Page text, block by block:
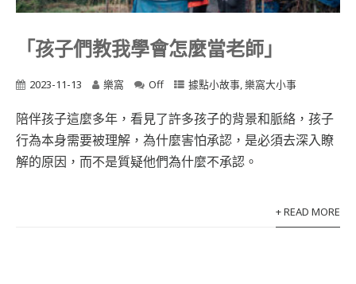
「孩子們教我學會怎麼當老師」
2023-11-13 樂窩 Off 據點小故事,樂窩大小事
陪伴孩子這麼多年，看見了許多孩子的背景和脈絡，孩子
行為本身需要被理解，為什麼害怕承認，是必須去深入瞭
解的原因，而不是質疑他們為什麼不承認。
+ READ MORE